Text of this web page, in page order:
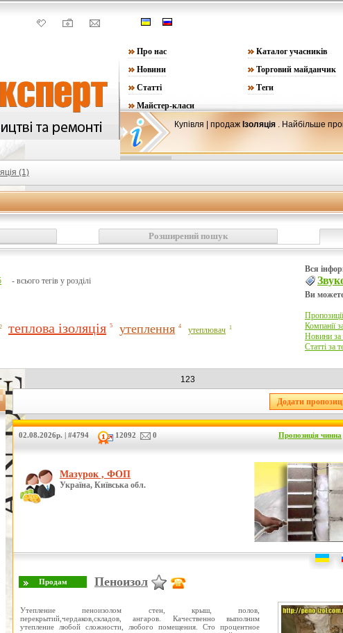
Про нас Каталог учасників
Новини
Торговий майданчик
Статті
Теги
Майстер-класи
Купівля | продаж Ізоляція . Найбільше
(1)
Розширений пошук
- всього тегів у розділі
Вся
2 теплова ізоляція 5 утеплення 4 утеплювач 1
Ви
Компанії
Новини за
Статті за
123
02.08.2026р. | #4794 12092 0 Пропозиція чинна
Мазурок , ФОП
Україна, Київська обл.
Пеноизол
Утепление пеноизолом стен, крыш, полов,
перекрытий,чердаков,складов, ангаров. Качественно выполним
утепление любой сложности, любого помещения. Сто процентное